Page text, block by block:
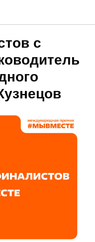
с